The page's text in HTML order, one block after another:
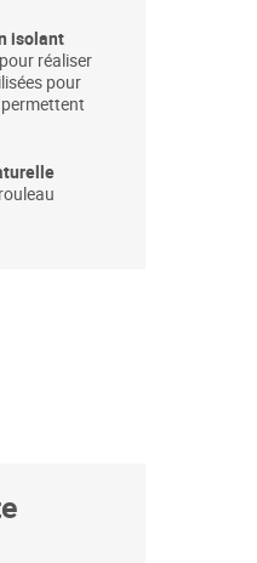
isolant
pour réaliser
pour